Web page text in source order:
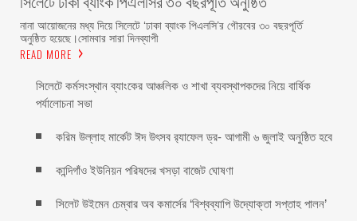
নানা আয়োজনের মধ্য দিয়ে সিলেটে ‘ঢাকা ব্যাংক পিএলসি’র গৌরবের ৩০ বছরপূর্তি
অনুষ্ঠিত হয়েছে।সোমবার সারা দিনব্যাপী
READ MORE
সিলেটে কর্মসংস্থান ব্যাংকের আঞ্চলিক ও শাখা ব্যবস্থাপকদের নিয়ে বার্ষিক
পর্যালোচনা সভা
করিম উল্লাহ মার্কেট ঈদ উৎসব র‌্যাফেল ড্র- আগামী ৬ জুলাই অনুষ্ঠিত হবে
কান্দিগাঁও ইউনিয়ন পরিষদের খসড়া বাজেট ঘোষণা
সিলেট উইমেন চেম্বার অব কমার্সের ‘বিশ্বব্যাপি উদ্যোক্তা সপ্তাহ পালন’